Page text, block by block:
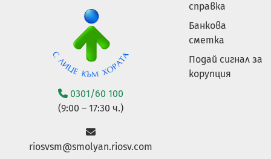
0301/60 100
(9:00 – 17:30 ч.)
riosvsm@smolyan.riosv.com
справка
Банкова
сметка
Подай сигнал за
корупция